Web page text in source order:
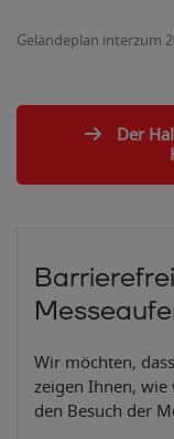
Geländeplan interzum
Der
Wir möchten,
zeigen Ihnen,
den Besuch der